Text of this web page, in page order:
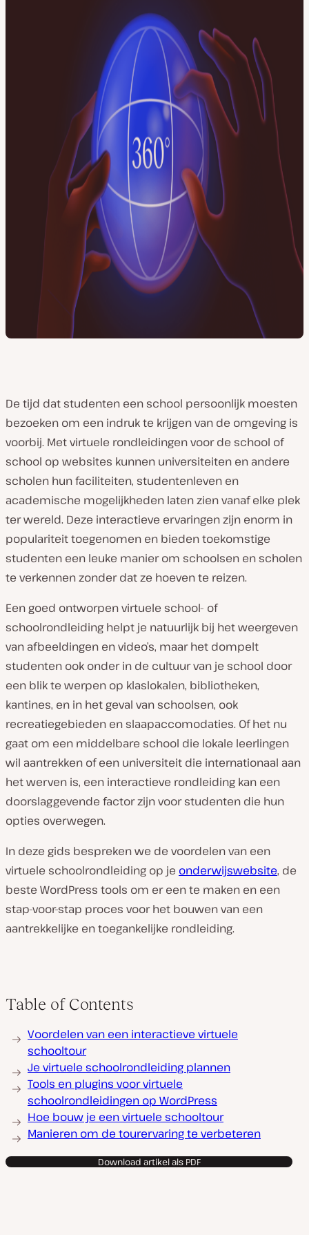
De tijd dat studenten een school persoonlijk moesten
bezoeken om een indruk te krijgen van de omgeving is
voorbij. Met virtuele rondleidingen voor de school of
school op websites kunnen universiteiten en andere
scholen hun faciliteiten, studentenleven en
academische mogelijkheden laten zien vanaf elke plek
ter wereld. Deze interactieve ervaringen zijn enorm in
populariteit toegenomen en bieden toekomstige
studenten een leuke manier om schoolsen en scholen
te verkennen zonder dat ze hoeven te reizen.
Een goed ontworpen virtuele school- of
schoolrondleiding helpt je natuurlijk bij het weergeven
van afbeeldingen en video’s, maar het dompelt
studenten ook onder in de cultuur van je school door
een blik te werpen op klaslokalen, bibliotheken,
kantines, en in het geval van schoolsen, ook
recreatiegebieden en slaapaccomodaties. Of het nu
gaat om een middelbare school die lokale leerlingen
wil aantrekken of een universiteit die internationaal aan
het werven is, een interactieve rondleiding kan een
doorslaggevende factor zijn voor studenten die hun
opties overwegen.
In deze gids bespreken we de voordelen van een
virtuele schoolrondleiding op je onderwijswebsite, de
beste WordPress tools om er een te maken en een
stap-voor-stap proces voor het bouwen van een
aantrekkelijke en toegankelijke rondleiding.
Table of Contents
Voordelen van een interactieve virtuele
schooltour
Je virtuele schoolrondleiding plannen
Tools en plugins voor virtuele
schoolrondleidingen op WordPress
Hoe bouw je een virtuele schooltour
Manieren om de tourervaring te verbeteren
Download artikel als PDF